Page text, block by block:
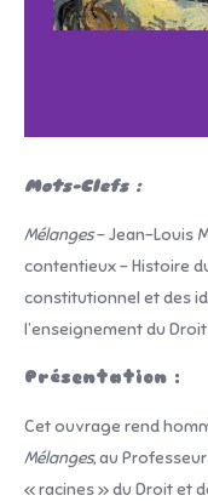
Mots-Clefs :
Mélanges– Jean-Louis
contentieux – Histoire
constitutionnel et des
l’enseignement du
Présentation :
Cet ouvrage rend
Mélanges,au
« racines » du Droit et